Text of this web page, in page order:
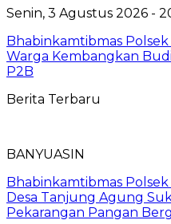
Senin, 3 Agustus 2026 -
Bhabinkamtibmas
Warga Kembangkan
P2B
Berita Terbaru
BANYUASIN
Bhabinkamtibmas
Desa Tanjung Agung
Pekarangan Pangan